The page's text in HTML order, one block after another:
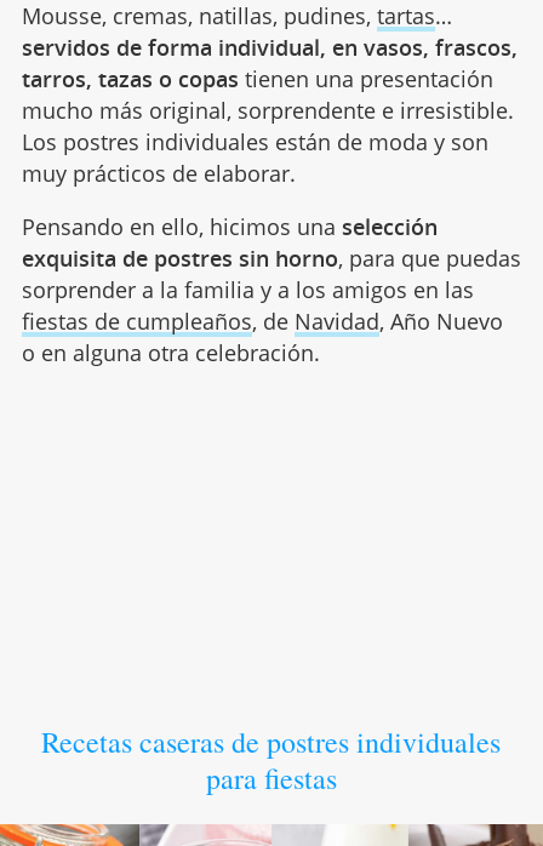
Mousse, cremas, natillas, pudines, tartas…
servidos de forma individual, en vasos, frascos,
tarros, tazas o copas tienen una presentación
mucho más original, sorprendente e irresistible.
Los postres individuales están de moda y son
muy prácticos de elaborar.
Pensando en ello, hicimos una selección
exquisita de postres sin horno, para que puedas
sorprender a la familia y a los amigos en las
fiestas de cumpleaños, de Navidad, Año Nuevo
o en alguna otra celebración.
Recetas caseras de postres individuales
para fiestas